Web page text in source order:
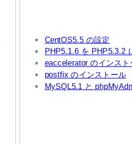
CentOS5.5 の設定
PHP5.1.6 を PHP5.3.2
eaccelerator のインスト
postfix のインストール
MySQL5.1 と